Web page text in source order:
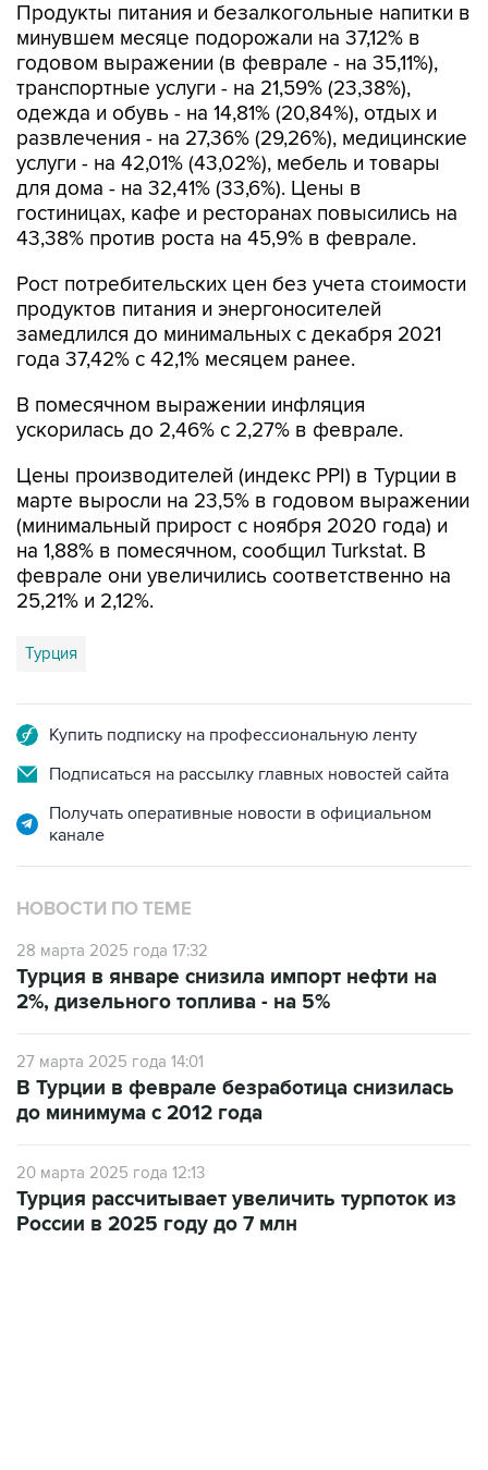
Продукты питания и безалкогольные напитки в
минувшем месяце подорожали на 37,12% в
годовом выражении (в феврале - на 35,11%),
транспортные услуги - на 21,59% (23,38%),
одежда и обувь - на 14,81% (20,84%), отдых и
развлечения - на 27,36% (29,26%), медицинские
услуги - на 42,01% (43,02%), мебель и товары
для дома - на 32,41% (33,6%). Цены в
гостиницах, кафе и ресторанах повысились на
43,38% против роста на 45,9% в феврале.
Рост потребительских цен без учета стоимости
продуктов питания и энергоносителей
замедлился до минимальных с декабря 2021
года 37,42% с 42,1% месяцем ранее.
В помесячном выражении инфляция
ускорилась до 2,46% с 2,27% в феврале.
Цены производителей (индекс PPI) в Турции в
марте выросли на 23,5% в годовом выражении
(минимальный прирост с ноября 2020 года) и
на 1,88% в помесячном, сообщил Turkstat. В
феврале они увеличились соответственно на
25,21% и 2,12%.
Турция
Купить подписку на профессиональную ленту
Подписаться на рассылку главных новостей сайта
Получать оперативные новости в официальном
канале
НОВОСТИ ПО ТЕМЕ
28 марта 2025 года 17:32
Турция в январе снизила импорт нефти на
2%, дизельного топлива - на 5%
27 марта 2025 года 14:01
В Турции в феврале безработица снизилась
до минимума с 2012 года
20 марта 2025 года 12:13
Турция рассчитывает увеличить турпоток из
России в 2025 году до 7 млн